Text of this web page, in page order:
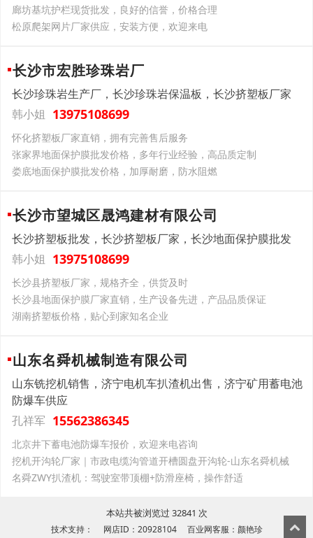
廊坊基坑护栏现货批发，良好的信誉，价格合理
松原爬架网片厂家供应，安装方便，欢迎来电
长沙市宏胜珍珠岩厂
长沙珍珠岩生产厂，长沙珍珠岩保温板，长沙挤塑板厂家
韩小姐 13975108699
怀化挤塑板厂家直销，拥有完善售后服务
张家界地面保护膜批发价格，多年行业经验，高品质定制
娄底地面保护膜批发价格，加厚耐磨，防水阻燃
长沙市望城区晟鸿建材有限公司
长沙挤塑板批发，长沙挤塑板厂家，长沙地面保护膜批发
韩小姐 13975108699
长沙县挤塑板厂家，规格齐全，供货及时
长沙县地面保护膜厂家直销，生产设备先进，产品品质保证
湖南挤塑板价格，贴心到家知名企业
山东名舜机械制造有限公司
山东铣挖机销售，济宁电机车扒渣机出售，济宁矿用蓄电池
防爆车供应
孔祥军 15562386345
北京井下蓄电池防爆车报价，欢迎来电咨询
挖机开沟轮厂家｜市政电缆沟管道开槽圆盘开沟轮-山东名舜机械
名舜ZWY扒渣机：驾驶室带顶棚+防滑座椅，操作舒适
本站共被浏览过 32841 次
技术支持： 网店ID：20928104 百业网客服：颜艳珍